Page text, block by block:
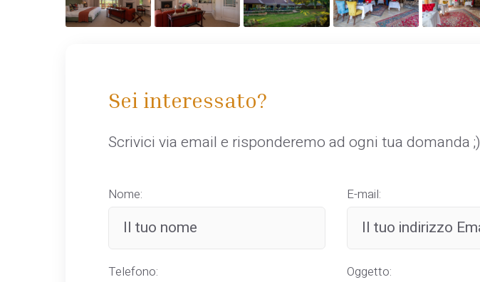
Sei interessato?
Scrivici via email e risponderemo ad ogni tua domanda ;)
Nome: E-mail:
Telefono: Oggetto: